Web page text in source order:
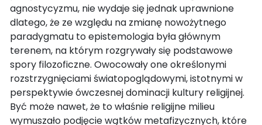
agnostycyzmu, nie wydaje się jednak uprawnione
dlatego, że ze względu na zmianę nowożytnego
paradygmatu to epistemologia była głównym
terenem, na którym rozgrywały się podstawowe
spory filozoficzne. Owocowały one określonymi
rozstrzygnięciami światopoglądowymi, istotnymi w
perspektywie ówczesnej dominacji kultury religijnej.
Być może nawet, że to właśnie religijne milieu
wymuszało podjęcie wątków metafizycznych, które